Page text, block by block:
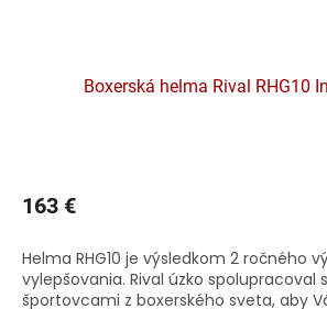
Boxerská helma Rival RHG10
163 €
Helma RHG10 je výsledkom 2 ročného
vylepšovania. Rival úzko spolupracoval
športovcami z boxerského sveta, aby